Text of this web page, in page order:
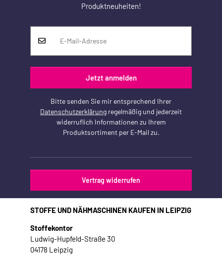
Produktneuheiten!
Jetzt anmelden
Bitte senden Sie mir entsprechend Ihrer
Datenschutzerklärung regelmäßig und jederzeit
widerruflich Informationen zu Ihrem
Produktsortiment per E-Mail zu.
Vertrag widerrufen
STOFFE UND NÄHMASCHINEN KAUFEN IN LEIPZIG
Stoffekontor
Ludwig-Hupfeld-Straße 30
04178 Leipzig